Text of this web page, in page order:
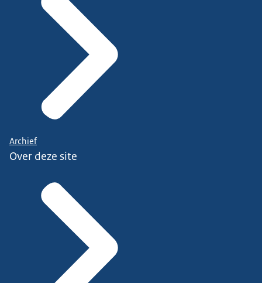
Archief
Over deze site